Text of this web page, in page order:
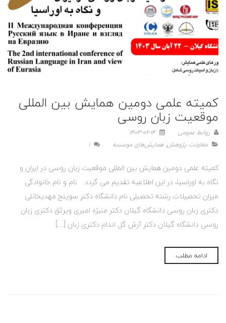
کمیته علمی دومین همایش بین المللی
موقعیت زبان روسی
روابط عمومی
1403-02-14
معاونت پژوهش,همایش‌های موسسه 1
کمیته علمی دومین همایش بین المللی موقعیت زبان روسی در ایران و
نگاه به اوراسیا، در این اطلاعیه تقدیم می گردد: نام و نام خانوادگی
میزان تحصیلات رشته تحصیلی نام دانشگاه دکتر سوینج مهدیخانلی
دکتری زبان روسی دانشگاه گیلان دکتر منیژه امیری ویرثق دکتری زبان
روسی دانشگاه گیلان دکتر آرش گل اندام دکتری زبان […]
ادامه مطلب